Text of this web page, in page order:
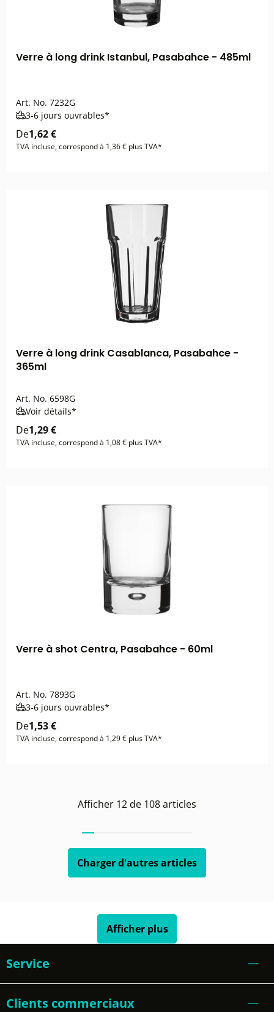
Verre à long drink Istanbul, Pasabahce - 485ml
Art. No. 7232G
3-6 jours ouvrables*
De1,62 €
TVA incluse, correspond à 1,36 € plus TVA*
Verre à long drink Casablanca, Pasabahce -
365ml
Art. No. 6598G
Voir détails*
De1,29 €
TVA incluse, correspond à 1,08 € plus TVA*
Verre à shot Centra, Pasabahce - 60ml
Art. No. 7893G
3-6 jours ouvrables*
De1,53 €
TVA incluse, correspond à 1,29 € plus TVA*
Afficher 12de 108articles
Charger d'autres articles
Afficher plus
Service
Clients commerciaux